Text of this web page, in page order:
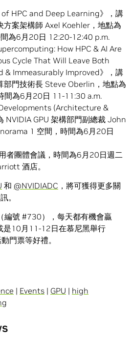
of HPC and Deep Learning》，講
方案架構師 Axel Koehler，地點為
為6月20日 12:20-12:40 p.m.
How HPC & AI Are
Cycle That Will Leave Both
& Immeasurably Improved》，講
部門技術長 Steve Oberlin，地點為
間為6月20日 11-11:30 a.m.
(Architecture &
NVIDIA GPU 架構部門副總裁 John
1 空間，時間為6月20日
者團體會議，時間為6月20日週二
酒店。
和 @NVIDIADC ，將可獲得更多關
。
編號 #730），每天都有機會贏
是10月11-12日在慕尼黑舉行
門票等好禮。
| Events | GPU | high